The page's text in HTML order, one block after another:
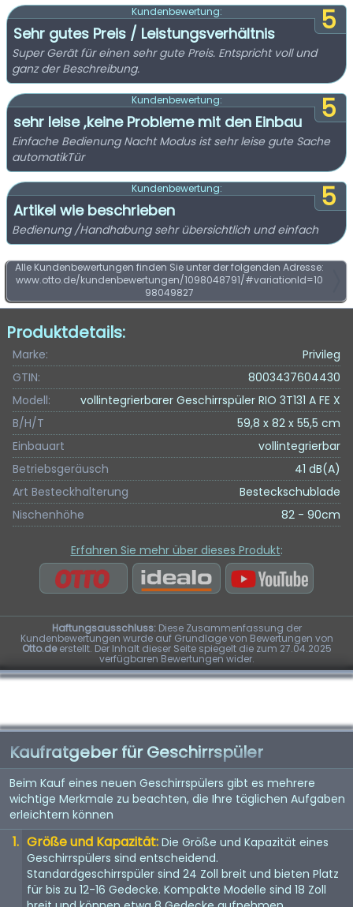
5
Kundenbewertung:
Sehr gutes Preis / Leistungsverhältnis
Super Gerät für einen sehr gute Preis. Entspricht voll und
ganz der Beschreibung.
5
Kundenbewertung:
sehr leise ,keine Probleme mit den Einbau
Einfache Bedienung Nacht Modus ist sehr leise gute Sache
automatikTür
5
Kundenbewertung:
Artikel wie beschrieben
Bedienung /Handhabung sehr übersichtlich und einfach
Alle Kundenbewertungen finden Sie unter der folgenden Adresse:
www.otto.de/kundenbewertungen/1098048791/#variationId=10
98049827
Produktdetails:
Marke:
Privileg
GTIN:
8003437604430
Modell:
vollintegrierbarer Geschirrspüler RIO 3T131 A FE X
B/H/T
59,8 x 82 x 55,5 cm
Einbauart
vollintegrierbar
Betriebsgeräusch
41 dB(A)
Art Besteckhalterung
Besteckschublade
Nischenhöhe
82 - 90cm
Erfahren Sie mehr über dieses Produkt:
Haftungsausschluss:Diese Zusammenfassung der
Kundenbewertungen wurde auf Grundlage von Bewertungen von
Otto.deerstellt. Der Inhalt dieser Seite spiegelt die zum 27.04.2025
verfügbaren Bewertungen wider.
Kaufratgeber für Geschirrspüler
Beim Kauf eines neuen Geschirrspülers gibt es mehrere
wichtige Merkmale zu beachten, die Ihre täglichen Aufgaben
erleichtern können
Größe und Kapazität: Die Größe und Kapazität eines
Geschirrspülers sind entscheidend.
Standardgeschirrspüler sind 24 Zoll breit und bieten Platz
für bis zu 12-16 Gedecke. Kompakte Modelle sind 18 Zoll